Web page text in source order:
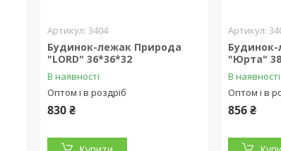
3404
Будинок-лежак Природа
"LORD" 36*36*32
В наявності
Оптом і в роздріб
830 ₴
"Юрта"
В наявності
Оптом і в
856 ₴